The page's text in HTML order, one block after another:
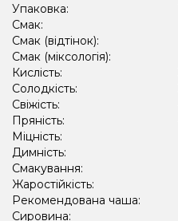
Упаковка:
Смак:
Смак (відтінок):
Смак (міксологія):
Кислість:
Солодкість:
Свіжість:
Пряність:
Міцність:
Димність:
Смакування:
Жаростійкість:
Рекомендована чаша:
Сировина: